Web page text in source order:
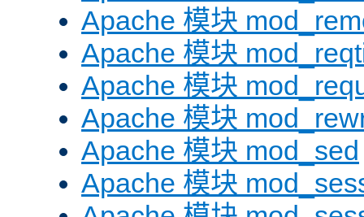
Apache 模块
Apache 模块
Apache 模块
Apache 模块
Apache 模块 mod_sed
Apache 模块